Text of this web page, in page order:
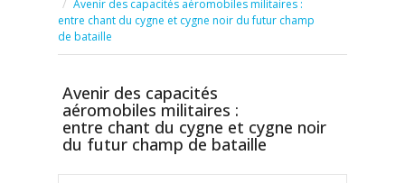
Avenir des capacités aéromobiles militaires :
entre chant du cygne et cygne noir du futur champ
de bataille
Avenir des capacités
aéromobiles militaires :
entre chant du cygne et cygne noir
du futur champ de bataille